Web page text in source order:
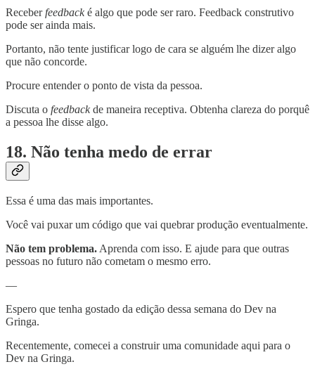
Receberfeedbacké algo que pode ser raro. Feedback construtivo
pode ser ainda mais.
Portanto, não tente justificar logo de cara se alguém lhe dizer algo
que não concorde.
Procure entender o ponto de vista da pessoa.
Discuta o feedbackde maneira receptiva. Obtenha clareza do porquê
a pessoa lhe disse algo.
18. Não tenha medo de errar
Essa é uma das mais importantes.
Você vai puxar um código que vai quebrar produção eventualmente.
Não tem problema. Aprenda com isso. E ajude para que outras
pessoas no futuro não cometam o mesmo erro.
—
Espero que tenha gostado da edição dessa semana do Dev na
Gringa.
Recentemente, comecei a construir uma comunidade aqui para o
Dev na Gringa.